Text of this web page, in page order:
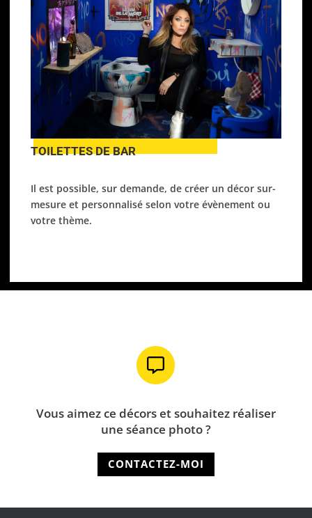
TOILETTES DE BAR
Il est possible, sur demande, de créer un décor sur-
mesure et personnalisé selon votre évènement ou
votre thème.

Vous aimez ce décors et souhaitez réaliser
une séance photo ?
CONTACTEZ-MOI